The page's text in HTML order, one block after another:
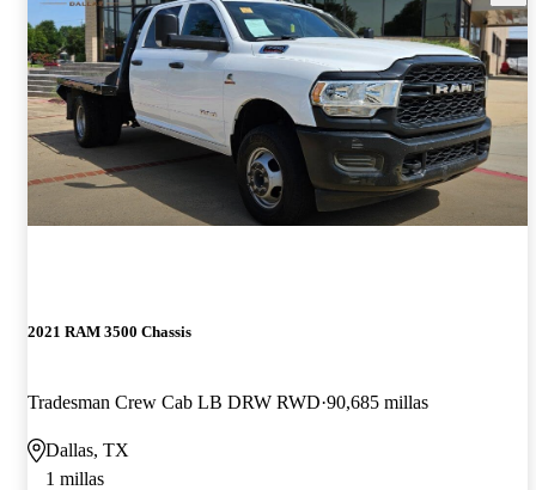
2021 RAM 3500 Chassis
Tradesman Crew Cab LB DRW RWD 90,685 millas
Dallas, TX
1 millas